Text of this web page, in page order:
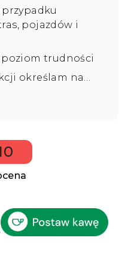
pojazdów i
trudności
określam na…